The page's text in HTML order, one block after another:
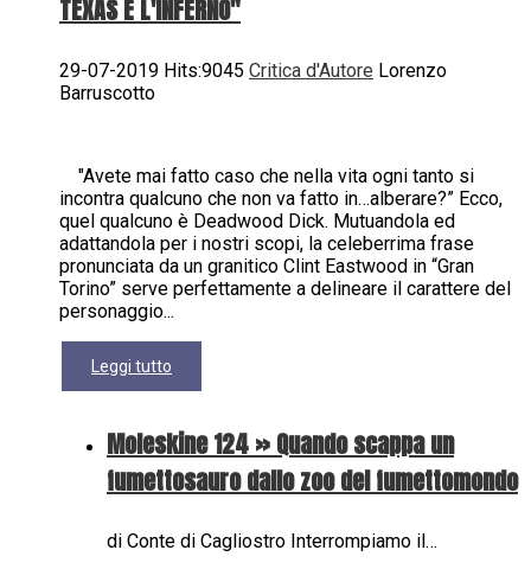
TEXAS E L'INFERNO"
29-07-2019 Hits:9045 Critica d'Autore Lorenzo
Barruscotto
"Avete mai fatto caso che nella vita ogni tanto si
incontra qualcuno che non va fatto in…alberare?” Ecco,
quel qualcuno è Deadwood Dick. Mutuandola ed
adattandola per i nostri scopi, la celeberrima frase
pronunciata da un granitico Clint Eastwood in “Gran
Torino” serve perfettamente a delineare il carattere del
personaggio...
Leggi tutto
Moleskine 124 » Quando scappa un
fumettosauro dallo zoo del fumettomondo
di Conte di Cagliostro Interrompiamo il…